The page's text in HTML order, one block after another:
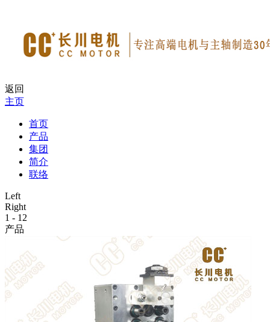
返回
主页
首页
产品
集团
简介
联络
Left
Right
1 - 12
产品